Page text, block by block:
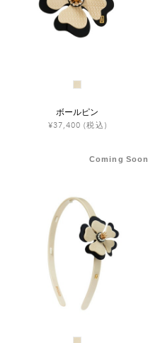
ボールピン
¥37,400 (税込)
Coming Soon